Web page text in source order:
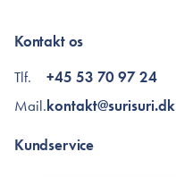
Kontakt os
Tlf.
Mail.
+45 53 70 97 24
kontakt@surisuri.dk
Kundservice